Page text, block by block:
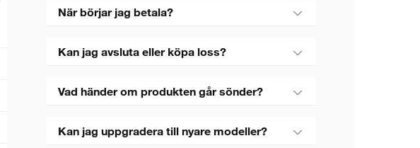
När börjar jag betala?
Kan jag avsluta eller köpa loss?
Vad händer om produkten går sönder?
Kan jag uppgradera till nyare modeller?